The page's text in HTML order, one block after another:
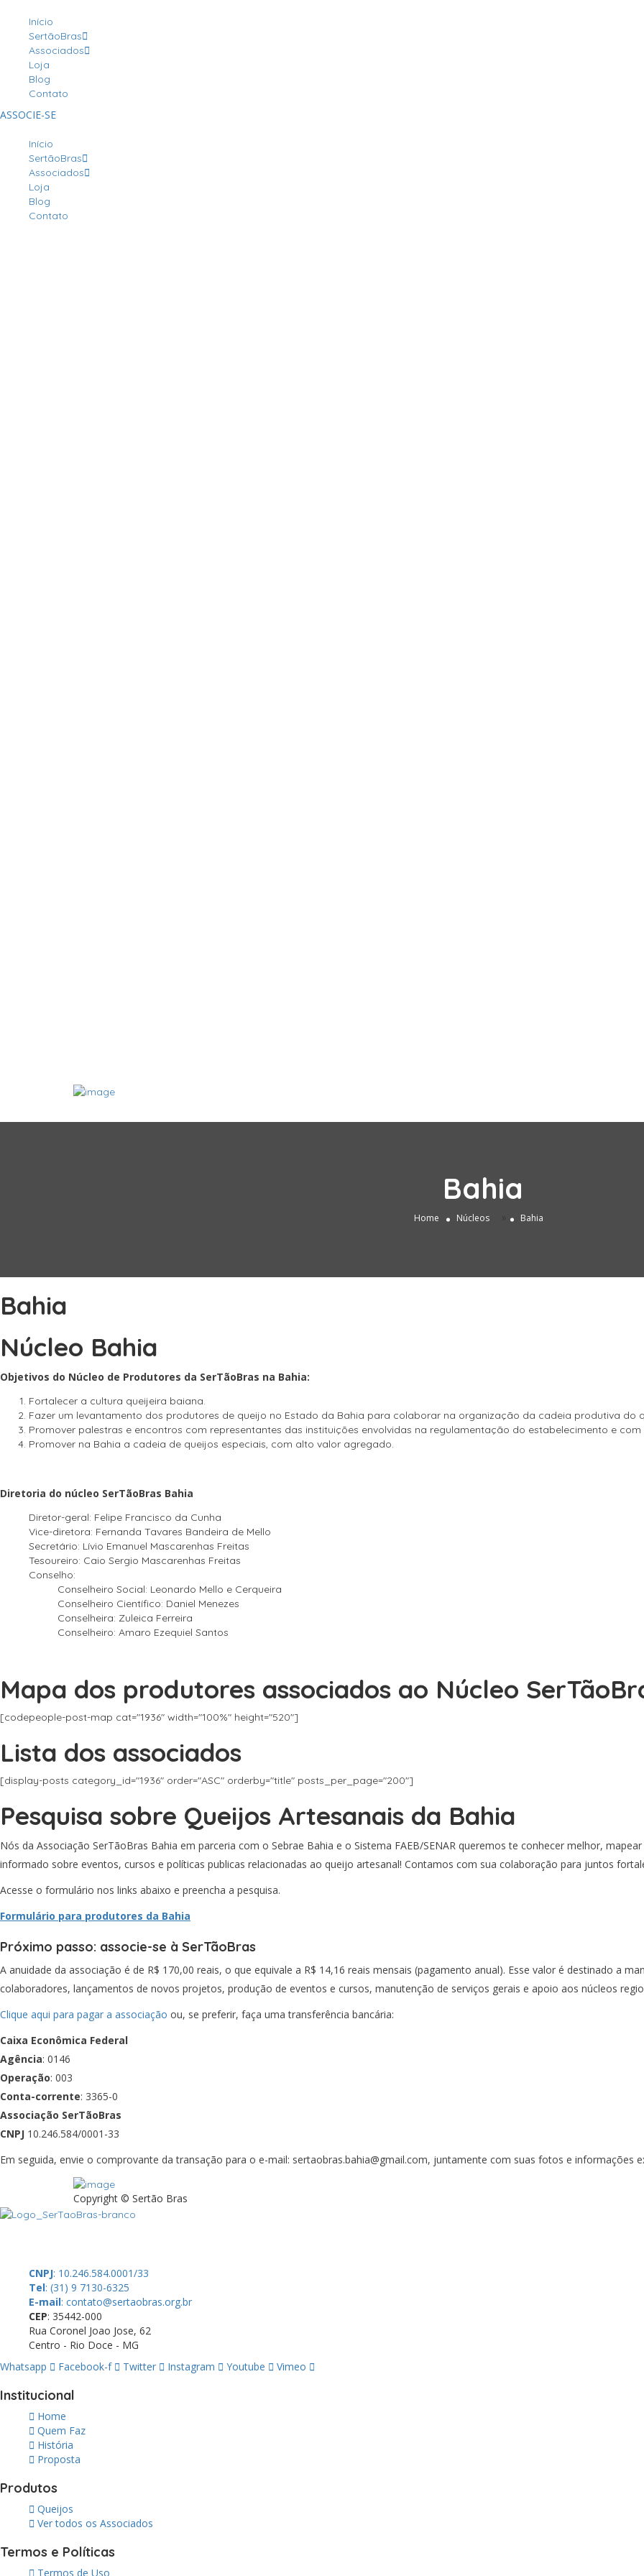
Início
SertãoBras
Associados
Loja
Blog
Contato
ASSOCIE-SE
Início
SertãoBras
Associados
Loja
Blog
Contato
Bahia
Home Núcleos Bahia
Bahia
Núcleo Bahia
Objetivos do Núcleo de Produtores da SerTãoBras na Bahia:
Fortalecer a cultura queijeira baiana.
Fazer um levantamento dos produtores de queijo no Estado da Bahia para colaborar na organização da cadeia produtiva do
Promover palestras e encontros com representantes das instituições envolvidas na regulamentação do estabelecimento e
Promover na Bahia a cadeia de queijos especiais, com alto valor agregado.
Diretoria do núcleo SerTãoBras Bahia
Diretor-geral: Felipe Francisco da Cunha
Vice-diretora: Fernanda Tavares Bandeira de Mello
Secretário: Lívio Emanuel Mascarenhas Freitas
Tesoureiro: Caio Sergio Mascarenhas Freitas
Conselho:
Conselheiro Social: Leonardo Mello e Cerqueira
Conselheiro Científico: Daniel Menezes
Conselheira: Zuleica Ferreira
Conselheiro: Amaro Ezequiel Santos
Mapa dos produtores associados ao Núcleo
[codepeople-post-map cat="1936" width="100%" height="520"]
Lista dos associados
[display-posts category_id="1936" order="ASC" orderby="title" posts_per_page="200"]
Pesquisa sobre Queijos Artesanais da Bahia
Nós da Associação SerTãoBras Bahia em parceria com o Sebrae Bahia e o Sistema FAEB/SENAR queremos te conhecer melhor,
informado sobre eventos, cursos e políticas publicas relacionadas ao queijo artesanal! Contamos com sua colaboração para juntos
Acesse o formulário nos links abaixo e preencha a pesquisa.
Formulário para produtores da Bahia
Próximo passo: associe-se à SerTãoBras
A anuidade da associação é de R$ 170,00 reais, o que equivale a R$ 14,16 reais mensais (pagamento anual). Esse valor é destinado a
colaboradores, lançamentos de novos projetos, produção de eventos e cursos, manutenção de serviços gerais e apoio aos núcleos
Clique aqui para pagar a associação ou, se preferir, faça uma transferência bancária:
Caixa Econômica Federal
Agência: 0146
Operação: 003
Conta-corrente: 3365-0
Associação SerTãoBras
CNPJ 10.246.584/0001-33
Em seguida, envie o comprovante da transação para o e-mail: sertaobras.bahia@gmail.com, juntamente com suas fotos e informações
Copyright © Sertão Bras
CNPJ: 10.246.584.0001/33
Tel: (31) 9 7130-6325
E-mail: contato@sertaobras.org.br
CEP: 35442-000
Rua Coronel Joao Jose, 62
Centro - Rio Doce - MG
Whatsapp
Facebook-f Twitter Instagram Youtube Vimeo
Institucional
Home
Quem Faz
História
Proposta
Produtos
Queijos
Ver todos os Associados
Termos e Políticas
Termos de Uso